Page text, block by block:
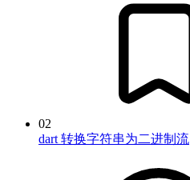
02
dart 转换字符串为二进制流